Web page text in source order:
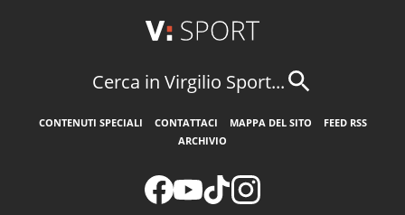
Cerca in Virgilio Sport...
CONTENUTI SPECIALI CONTATTACI MAPPA DEL SITO
FEED RSS
ARCHIVIO